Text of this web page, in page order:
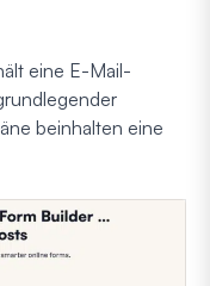
eine E-Mail-
beinhalten eine